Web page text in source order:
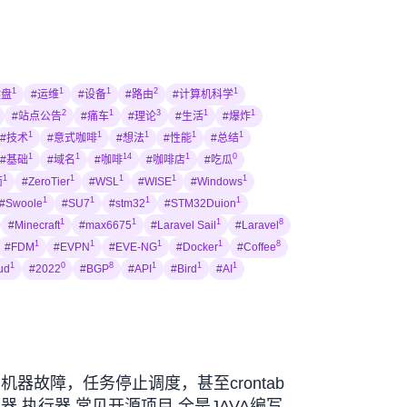
1 #运维1 #设备1 #路由2 #计算机科学1
#站点公告2 #痛车1 #理论3 #生活1 #爆炸1
#技术1 #意式咖啡1 #想法1 #性能1 #总结1
#基础1 #域名 1 #咖啡14 #咖啡店1 #吃瓜0
1 #ZeroTier1 #WSL1 #WISE1 #Windows1
#Swoole 1 #SU7 1 #stm32 1 #STM32Duion 1
#Minecraft1 #max6675 1 #Laravel Sail 1 #Laravel 8
#FDM 1 #EVPN 1 #EVE-NG1 #Docker1 #Coffee8
1 #20220 #BGP8 #API 1 #Bird 1 #AI 1
器故障，任务停止调度，甚至crontab